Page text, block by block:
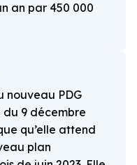
an par 450 000
nouveau PDG
du 9 décembre
qu’elle attend
plan